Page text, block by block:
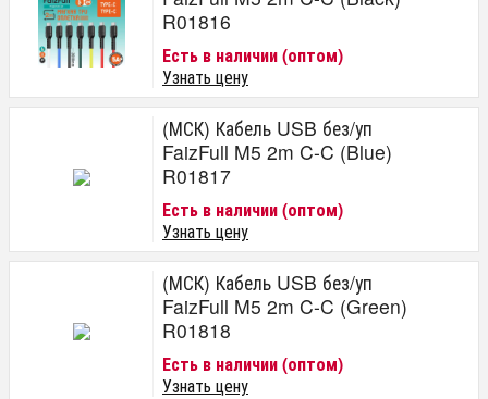
R01816
Есть в наличии (оптом)
Узнать цену
(МСК) Кабель USB без/уп
FaizFull M5 2m C-C (Blue)
R01817
Есть в наличии (оптом)
Узнать цену
(МСК) Кабель USB без/уп
FaizFull M5 2m C-C (Green)
R01818
Есть в наличии (оптом)
Узнать цену